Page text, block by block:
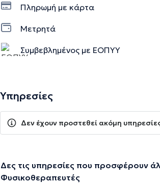
Πληρωμή με κάρτα
Μετρητά
Συμβεβλημένος με ΕΟΠΥΥ
Υπηρεσίες
Δεν έχουν προστεθεί ακόμη
Δες τις υπηρεσίες που προσφέρουν
Φυσικοθεραπευτές